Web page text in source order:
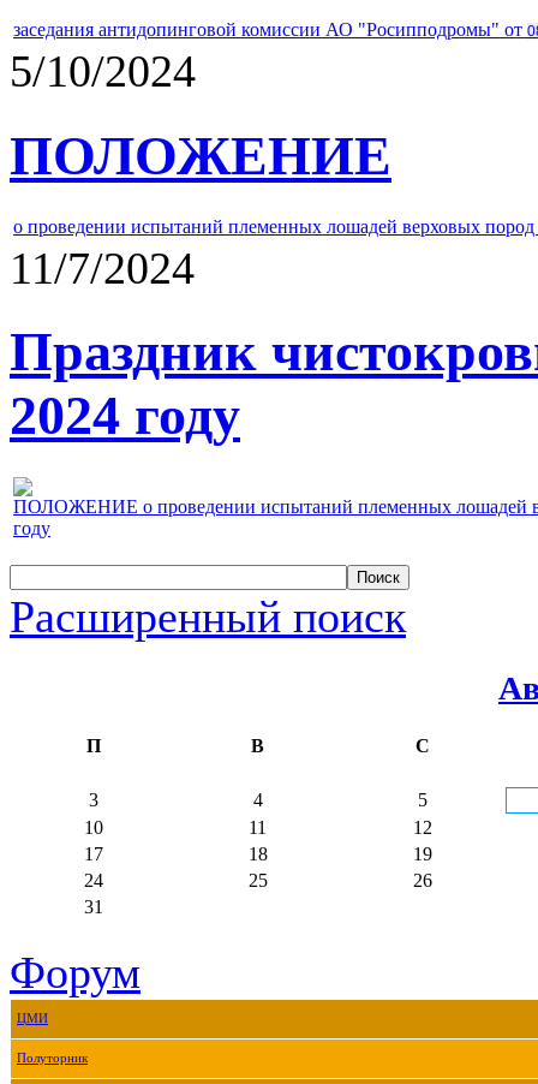
заседания антидопинговой комиссии АО "Росипподромы" от
5/10/2024
ПОЛОЖЕНИЕ
о проведении испытаний племенных лошадей верховых
11/7/2024
Праздник
2024 году
ПОЛОЖЕНИЕ о проведении испытаний племенных лошадей
году
Расширенный поиск
П В С
3 4
5
10
11
12
17
18
19
24
25
26
31
Форум
ЦМИ
Полуторник